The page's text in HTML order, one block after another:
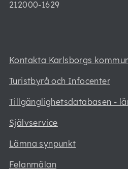
212000-1629
Kontakta Karlsborgs
Turistbyrå och Infocenter
Tillgänglighetsdatabasen -
Självservice
Lämna synpunkt
Felanmälan